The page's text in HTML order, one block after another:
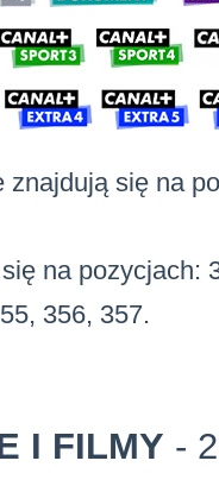
znajdują się na
na pozycjach:
356, 357.
I FILMY -